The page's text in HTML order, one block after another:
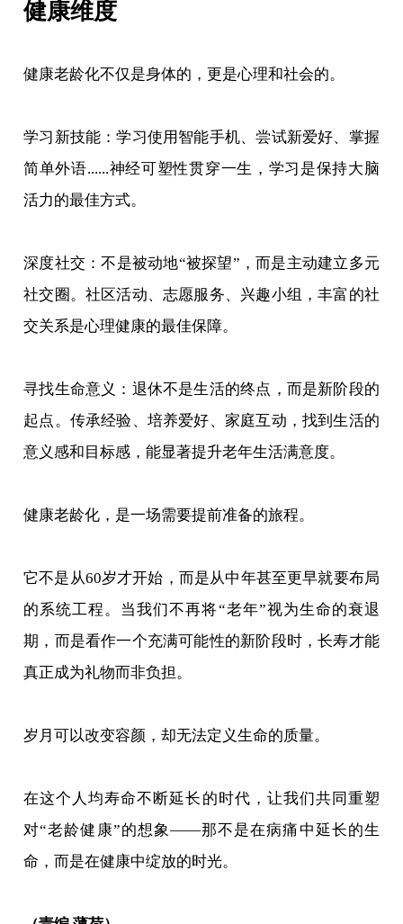
健康维度
健康老龄化不仅是身体的，更是心理和社会的。
学习新技能：学习使用智能手机、尝试新爱好、掌握
简单外语......神经可塑性贯穿一生，学习是保持大脑
活力的最佳方式。
深度社交：不是被动地“被探望”，而是主动建立多元
社交圈。社区活动、志愿服务、兴趣小组，丰富的社
交关系是心理健康的最佳保障。
寻找生命意义：退休不是生活的终点，而是新阶段的
起点。传承经验、培养爱好、家庭互动，找到生活的
意义感和目标感，能显著提升老年生活满意度。
健康老龄化，是一场需要提前准备的旅程。
它不是从60岁才开始，而是从中年甚至更早就要布局
的系统工程。当我们不再将“老年”视为生命的衰退
期，而是看作一个充满可能性的新阶段时，长寿才能
真正成为礼物而非负担。
岁月可以改变容颜，却无法定义生命的质量。
在这个人均寿命不断延长的时代，让我们共同重塑
对“老龄健康”的想象——那不是在病痛中延长的生
命，而是在健康中绽放的时光。